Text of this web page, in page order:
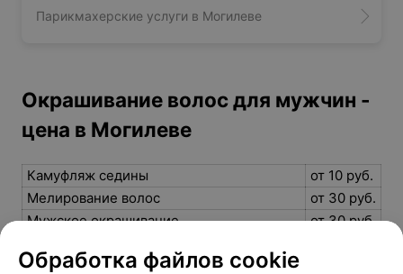
Парикмахерские услуги в Могилеве
Окрашивание волос для мужчин -
цена в Могилеве
Камуфляж седины
от 10 руб.
Мелирование волос
от 30 руб.
Мужское окрашивание
от 30 руб.
седины
Обработка файлов cookie